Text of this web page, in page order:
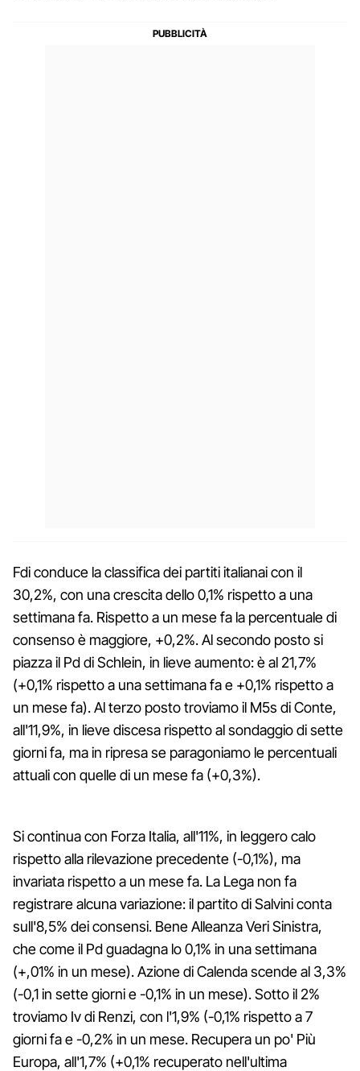
Fdi conduce la classifica dei partiti italianai con il
30,2%, con una crescita dello 0,1% rispetto a una
settimana fa. Rispetto a un mese fa la percentuale di
consenso è maggiore, +0,2%. Al secondo posto si
piazza il Pd di Schlein, in lieve aumento: è al 21,7%
(+0,1% rispetto a una settimana fa e +0,1% rispetto a
un mese fa). Al terzo posto troviamo il M5s di Conte,
all'11,9%, in lieve discesa rispetto al sondaggio di sette
giorni fa, ma in ripresa se paragoniamo le percentuali
attuali con quelle di un mese fa (+0,3%).
Si continua con Forza Italia, all'11%, in leggero calo
rispetto alla rilevazione precedente (-0,1%), ma
invariata rispetto a un mese fa. La Lega non fa
registrare alcuna variazione: il partito di Salvini conta
sull'8,5% dei consensi. Bene Alleanza Veri Sinistra,
che come il Pd guadagna lo 0,1% in una settimana
(+,01% in un mese). Azione di Calenda scende al 3,3%
(-0,1 in sette giorni e -0,1% in un mese). Sotto il 2%
troviamo Iv di Renzi, con l'1,9% (-0,1% rispetto a 7
giorni fa e -0,2% in un mese. Recupera un po' Più
Europa, all'1,7% (+0,1% recuperato nell'ultima